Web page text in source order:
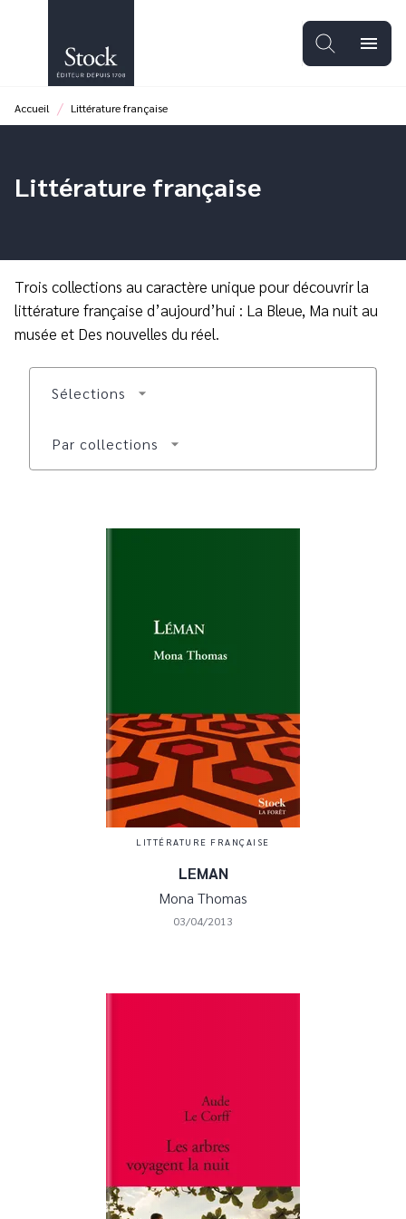
PIED DE PAGE
menu
Accueil / Littérature française
Littérature française
Trois collections au caractère unique pour découvrir la
littérature française d’aujourd’hui : La Bleue, Ma nuit au
musée et Des nouvelles du réel.
Sélections arrow_drop_down
Par collections arrow_drop_down
LITTÉRATURE FRANÇAISE
LEMAN
Mona Thomas
03/04/2013